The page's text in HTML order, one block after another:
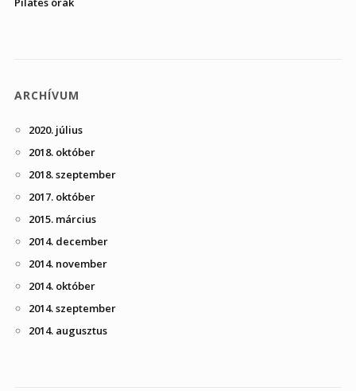
ARCHÍVUM
2020. július
2018. október
2018. szeptember
2017. október
2015. március
2014. december
2014. november
2014. október
2014. szeptember
2014. augusztus